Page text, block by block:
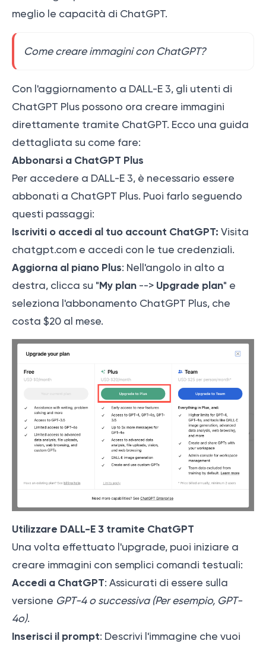
meglio le capacità di ChatGPT.
Come creare immagini con ChatGPT?
Con l'aggiornamento a DALL-E 3, gli utenti di
ChatGPT Plus possono ora creare immagini
direttamente tramite ChatGPT. Ecco una guida
dettagliata su come fare:
Abbonarsi a ChatGPT Plus
Per accedere a DALL-E 3, è necessario essere
abbonati a ChatGPT Plus. Puoi farlo seguendo
questi passaggi:
Iscriviti o accedi al tuo account ChatGPT: Visita
chatgpt.com e accedi con le tue credenziali.
Aggiorna al piano Plus: Nell'angolo in alto a
destra, clicca su "My plan --> Upgrade plan" e
seleziona l'abbonamento ChatGPT Plus, che
costa $20 al mese.
Utilizzare DALL-E 3 tramite ChatGPT
Una volta effettuato l'upgrade, puoi iniziare a
creare immagini con semplici comandi testuali:
Accedi a ChatGPT: Assicurati di essere sulla
versione GPT-4 o successiva (Per esempio, GPT-
4o).
Inserisci il prompt: Descrivi l'immagine che vuoi